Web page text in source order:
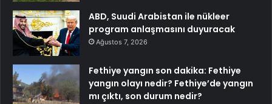
ABD, Suudi Arabistan ile nükleer
program anlaşmasını duyuracak
Ağustos 7, 2026
Fethiye yangın son dakika: Fethiye
yangın olayı nedir? Fethiye’de yangın
mı çıktı, son durum nedir?